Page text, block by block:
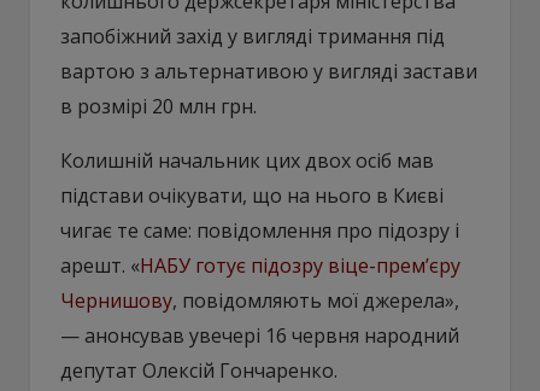
запобіжний захід у вигляді тримання під
вартою з альтернативою у вигляді застави
в розмірі 20 млн грн.
Колишній начальник цих двох осіб мав
підстави очікувати, що на нього в Києві
чигає те саме: повідомлення про підозру і
арешт. «НАБУ готує підозру віце-премʼєру
Чернишову, повідомляють мої джерела»,
— анонсував увечері 16 червня народний
депутат Олексій Гончаренко.